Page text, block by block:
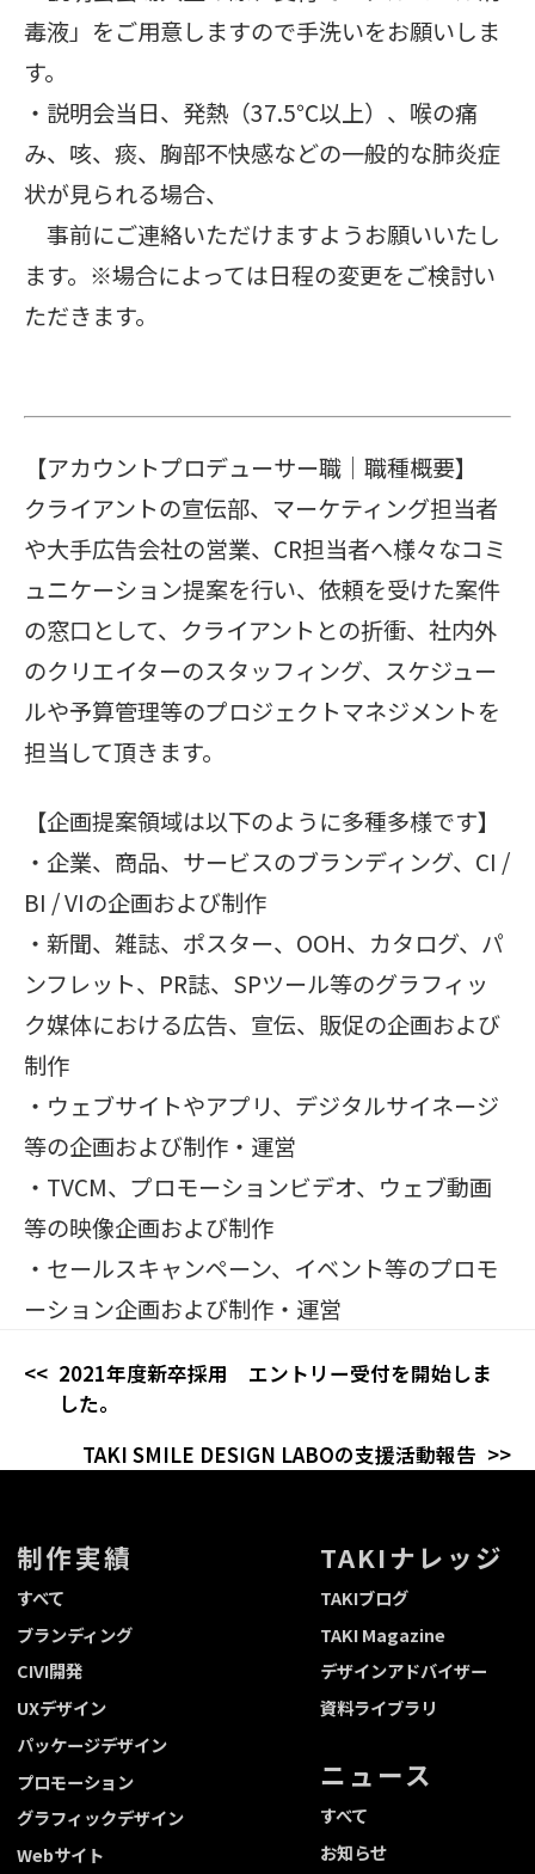
毒液」をご用意しますので手洗いをお願いしま
す。
・説明会当日、発熱（37.5℃以上）、喉の痛
み、咳、痰、胸部不快感などの一般的な肺炎症
状が見られる場合、
事前にご連絡いただけますようお願いいたし
ます。※場合によっては日程の変更をご検討い
ただきます。
【アカウントプロデューサー職｜職種概要】
クライアントの宣伝部、マーケティング担当者
や大手広告会社の営業、CR担当者へ様々なコミ
ュニケーション提案を行い、依頼を受けた案件
の窓口として、クライアントとの折衝、社内外
のクリエイターのスタッフィング、スケジュー
ルや予算管理等のプロジェクトマネジメントを
担当して頂きます。
【企画提案領域は以下のように多種多様です】
・企業、商品、サービスのブランディング、CI /
BI / VIの企画および制作
・新聞、雑誌、ポスター、OOH、カタログ、パ
ンフレット、PR誌、SPツール等のグラフィッ
ク媒体における広告、宣伝、販促の企画および
制作
・ウェブサイトやアプリ、デジタルサイネージ
等の企画および制作・運営
・TVCM、プロモーションビデオ、ウェブ動画
等の映像企画および制作
・セールスキャンペーン、イベント等のプロモ
ーション企画および制作・運営
2021年度新卒採用 エントリー受付を開始しま
した。
TAKI SMILE DESIGN LABOの支援活動報告
制作実績
すべて
ブランディング
CIVI開発
UXデザイン
パッケージデザイン
プロモーション
グラフィックデザイン
Webサイト
TAKIナレッジ
TAKIブログ
TAKI Magazine
デザインアドバイザー
資料ライブラリ
ニュース
すべて
お知らせ